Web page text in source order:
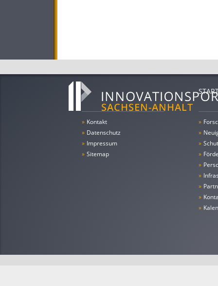
» Kontakt
» Datenschutz
» Impressum
» Sitemap
»
»
»
»
»
»
»
»
»